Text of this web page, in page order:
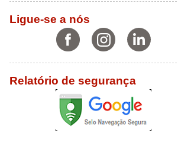
Ligue-se a nós
Relatório de segurança